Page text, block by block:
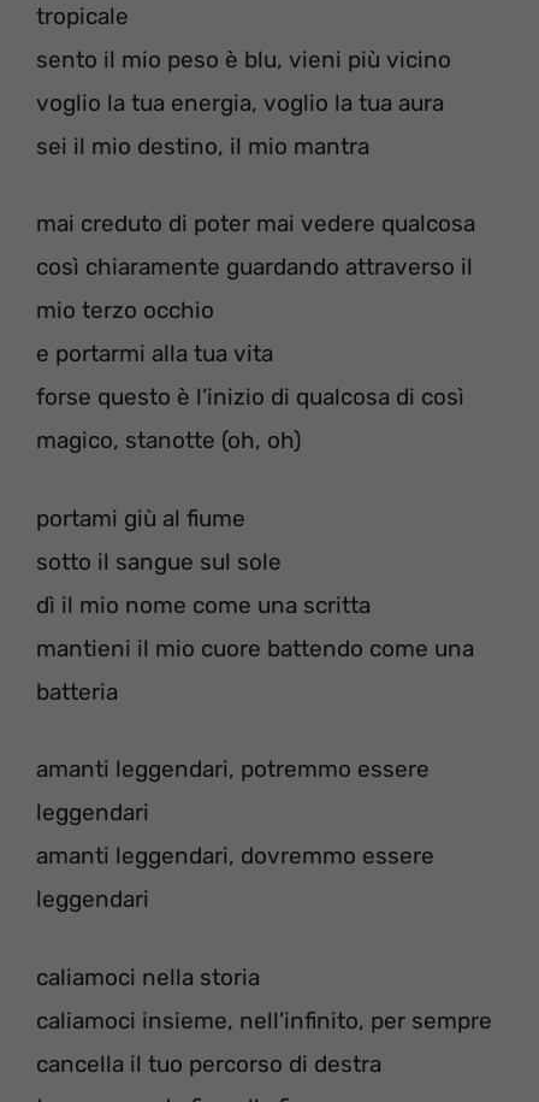
tropicale
sento il mio peso è blu, vieni più vicino
voglio la tua energia, voglio la tua aura
sei il mio destino, il mio mantra
mai creduto di poter mai vedere qualcosa
così chiaramente guardando attraverso il
mio terzo occhio
e portarmi alla tua vita
forse questo è l’inizio di qualcosa di così
magico, stanotte (oh, oh)
portami giù al fiume
sotto il sangue sul sole
dì il mio nome come una scritta
mantieni il mio cuore battendo come una
batteria
amanti leggendari, potremmo essere
leggendari
amanti leggendari, dovremmo essere
leggendari
caliamoci nella storia
caliamoci insieme, nell’infinito, per sempre
cancella il tuo percorso di destra